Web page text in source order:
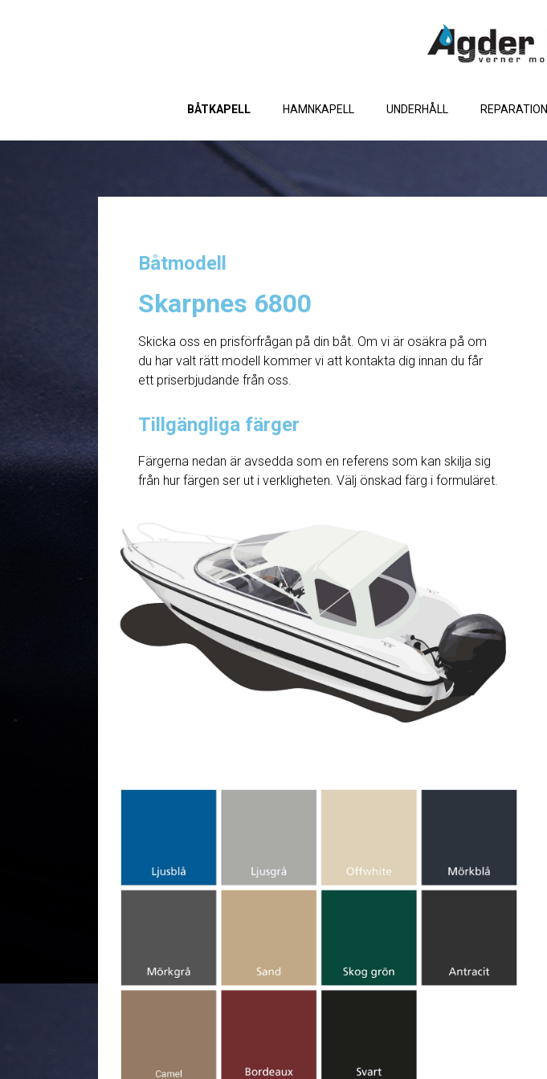
BÅTKAPELL HAMNKAPELL UNDERHÅLL REPARATION
Båtmodell
Skarpnes 6800
Skicka oss en prisförfrågan på din båt. Om vi ​​är osäkra på om
du har valt rätt modell kommer vi att kontakta dig innan du får
ett priserbjudande från oss.
Tillgängliga färger
Färgerna nedan är avsedda som en referens som kan skilja sig
från hur färgen ser ut i verkligheten. Välj önskad färg i formuläret.